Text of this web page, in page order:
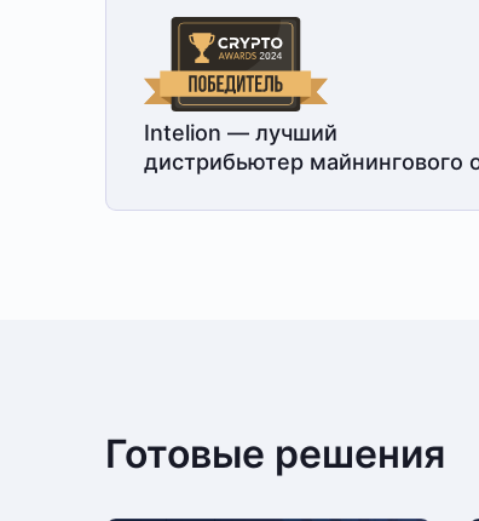
Intelion — лучший
дистрибьютер майнингового
Готовые решения